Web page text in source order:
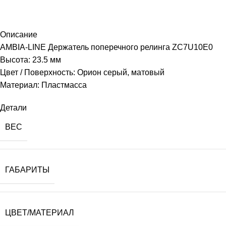
Описание
AMBIA-LINE Держатель поперечного релинга ZC7U10E0
Высота: 23.5 мм
Цвет / Поверхность: Орион серый, матовый
Материал: Пластмасса
Детали
ВЕС
ГАБАРИТЫ
ЦВЕТ/МАТЕРИАЛ